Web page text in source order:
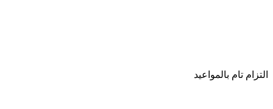
التزام تام بالمواعيد